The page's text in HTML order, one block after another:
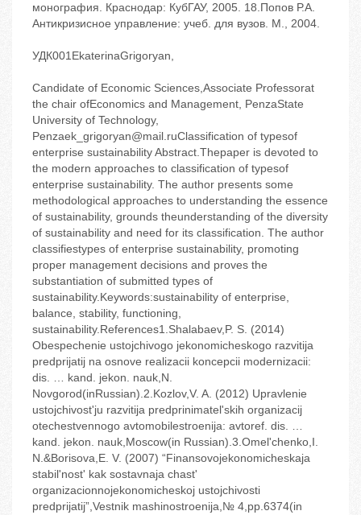
монография. ‬Краснодар: КубГАУ, 2005. 18.Попов Р.А.
Антикризисное управление: учеб. для вузов. ‬М., 2004.
УДК001EkaterinaGrigoryan,
Candidate of Economic Sciences,Associate Professorat
the chair ofEconomics and Management, PenzaState
University of Technology,
Penzaek_grigoryan@mail.ruClassification of typesof
enterprise sustainability Abstract.Thepaper is devoted to
the modern approaches to classification of typesof
enterprise sustainability. The author presents some
methodological approaches to understanding the essence
of sustainability, grounds theunderstanding of the diversity
of sustainability and need for its classification. The author
classifiestypes of enterprise sustainability, promoting
proper management decisions and proves the
substantiation of submitted types of
sustainability.Keywords:sustainability of enterprise,
balance, stability, functioning,
sustainability.References1.Shalabaev,P. S. (2014)
Obespechenie ustojchivogo jekonomicheskogo razvitija
predprijatij na osnove realizacii koncepcii modernizacii:
dis. … kand. jekon. nauk,N.
Novgorod(inRussian).2.Kozlov,V. A. (2012) Upravlenie
ustojchivost'ju razvitija predprinimatel'skih organizacij
otechestvennogo avtomobilestroenija: avtoref. dis. …
kand. jekon. nauk,Moscow(in Russian).3.Omel'chenko,I.
N.&Borisova,E. V. (2007) “Finansovojekonomicheskaja
stabil'nost' kak sostavnaja chast'
organizacionnojekonomicheskoj ustojchivosti
predprijatij”,Vestnik mashinostroenija,№ 4,pp.63‬74(in